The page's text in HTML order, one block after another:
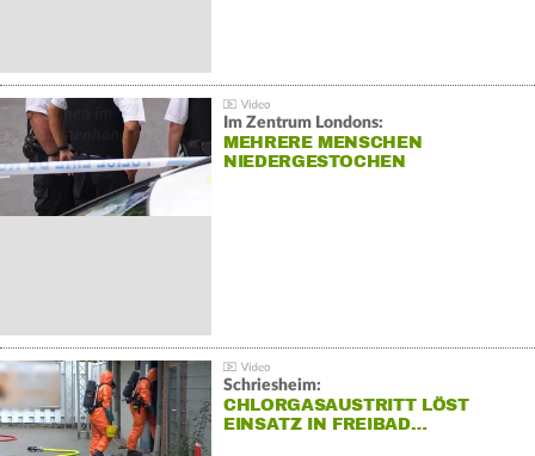
Im Zentrum Londons:
MEHRERE MENSCHEN
NIEDERGESTOCHEN
Schriesheim:
CHLORGASAUSTRITT LÖST
EINSATZ IN FREIBAD…